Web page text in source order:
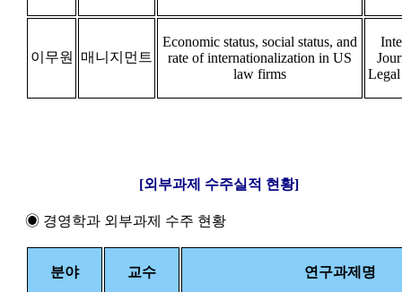
이무원 매니지먼트
Economic status, social status, and
rate of internationalization in US
law firms
[외부과제 수주실적 현황]
◉ 경영학과 외부과제 수주 현황
분야 교수 연구과제명